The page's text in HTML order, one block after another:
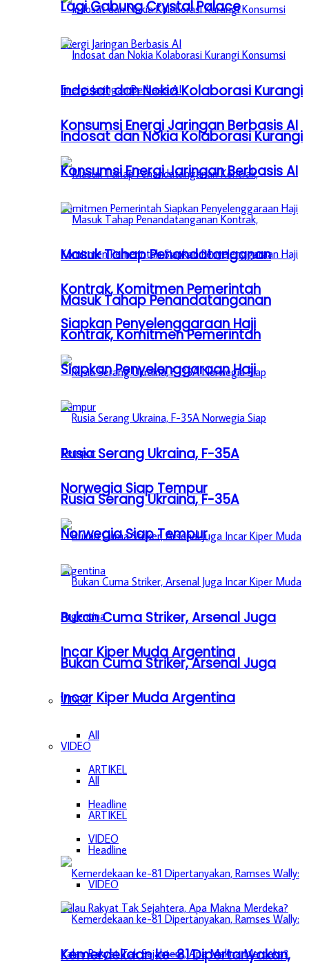
Indosat dan Nokia Kolaborasi Kurangi
Konsumsi Energi Jaringan Berbasis AI
Masuk Tahap Penandatanganan
Kontrak, Komitmen Pemerintah
Siapkan Penyelenggaraan Haji
Rusia Serang Ukraina, F-35A
Norwegia Siap Tempur
Bukan Cuma Striker, Arsenal Juga
Incar Kiper Muda Argentina
VIDEO
All
ARTIKEL
Headline
VIDEO
Kemerdekaan ke-81 Dipertanyakan,
Lagi Gabung Crystal Palace
Indosat dan Nokia Kolaborasi Kurangi
Konsumsi Energi Jaringan Berbasis AI
Masuk Tahap Penandatanganan
Kontrak, Komitmen Pemerintah
Siapkan Penyelenggaraan Haji
Rusia Serang Ukraina, F-35A
Norwegia Siap Tempur
Bukan Cuma Striker, Arsenal Juga
Incar Kiper Muda Argentina
VIDEO
All
ARTIKEL
Headline
VIDEO